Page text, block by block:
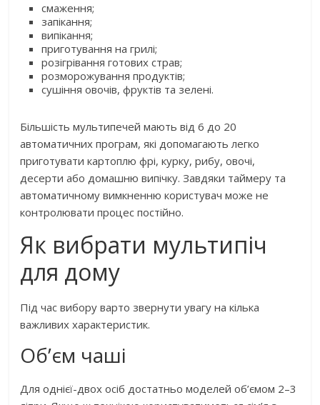
смаження;
запікання;
випікання;
приготування на грилі;
розігрівання готових страв;
розморожування продуктів;
сушіння овочів, фруктів та зелені.
Більшість мультипечей мають від 6 до 20
автоматичних програм, які допомагають легко
приготувати картоплю фрі, курку, рибу, овочі,
десерти або домашню випічку. Завдяки таймеру та
автоматичному вимкненню користувач може не
контролювати процес постійно.
Як вибрати мультипіч
для дому
Під час вибору варто звернути увагу на кілька
важливих характеристик.
Об’єм чаші
Для однієї-двох осіб достатньо моделей об’ємом 2–3